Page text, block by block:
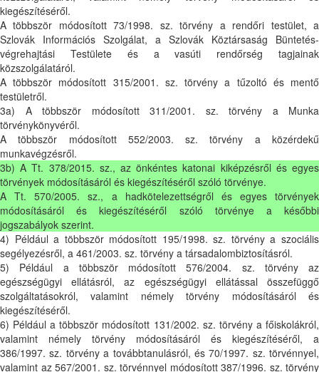
kiegészítéséről.
A többször módosított 73/1998. sz. törvény a rendőri testület, a
Szlovák Információs Szolgálat, a Szlovák Köztársaság Büntetés-
végrehajtási Testülete és a vasúti rendőrség tagjainak
közszolgálatáról.
A többször módosított 315/2001. sz. törvény a tűzoltó és mentő
testületről.
3a) A többször módosított 311/2001. sz. törvény a Munka
törvénykönyvéről.
A többször módosított 552/2003. sz. törvény a közérdekű
munkavégzésről.
3b) A Tt. 378/2015. sz., az önkéntes katonai kiképzésről és egyes
törvények módosításáról és kiegészítéséről szóló törvénye.
A Tt. 570/2005. sz., a hadkötelezettségről és egyes törvények
módosításáról és kiegészítéséről szóló törvénye a későbbi
jogszabályok szerint.
4) Például a többször módosított 195/1998. sz. törvény a szociális
segélyezésről, a 461/2003. sz. törvény a társadalombiztosításról.
5) Például a többször módosított 576/2004. sz. törvény az
egészségügyi ellátásról, az egészségügyi ellátással összefüggő
szolgáltatásokról, valamint némely törvény módosításáról és
kiegészítéséről.
6) Például a többször módosított 131/2002. sz. törvény a főiskolákról,
valamint némely törvény módosításáról és kiegészítéséről, a
386/1997. sz. törvény a továbbtanulásról, és 70/1997. sz. törvénnyel,
valamint az 567/2001. sz. törvénnyel módosított 387/1996. sz. törvény